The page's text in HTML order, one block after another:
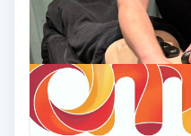
Friskvårdsmassage
Frisör
Funktionsanalys